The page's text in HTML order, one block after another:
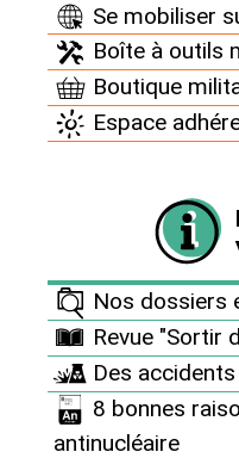
Se mobiliser
Boîte à outils
Boutique
Espace
Nos dossiers
Revue "Sortir
Des
8 bonnes
antinucléaire
The Roussely
the French
outrageous
The outline of the
French President last
Defence” was made
Tuesday 27 July 2010.